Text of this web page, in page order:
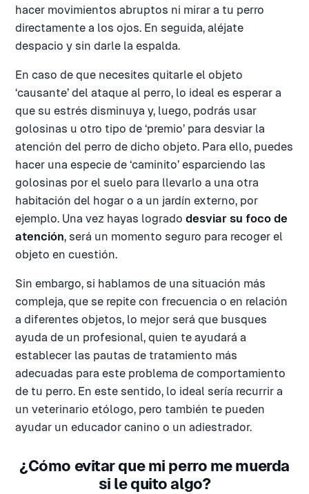
hacer movimientos abruptos ni mirar a tu perro
directamente a los ojos. En seguida, aléjate
despacio y sin darle la espalda.
En caso de que necesites quitarle el objeto
‘causante’ del ataque al perro, lo ideal es esperar a
que su estrés disminuya y, luego, podrás usar
golosinas u otro tipo de ‘premio’ para desviar la
atención del perro de dicho objeto. Para ello, puedes
hacer una especie de ‘caminito’ esparciendo las
golosinas por el suelo para llevarlo a una otra
habitación del hogar o a un jardín externo, por
ejemplo. Una vez hayas logrado desviar su foco de
atención, será un momento seguro para recoger el
objeto en cuestión.
Sin embargo, si hablamos de una situación más
compleja, que se repite con frecuencia o en relación
a diferentes objetos, lo mejor será que busques
ayuda de un profesional, quien te ayudará a
establecer las pautas de tratamiento más
adecuadas para este problema de comportamiento
de tu perro. En este sentido, lo ideal sería recurrir a
un veterinario etólogo, pero también te pueden
ayudar un educador canino o un adiestrador.
¿Cómo evitar que mi perro me muerda
si le quito algo?